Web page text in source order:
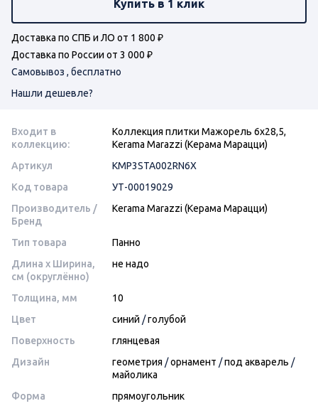
Купить в 1 клик
Доставка по СПБ и ЛО от 1 800 ₽
Доставка по России от 3 000 ₽
Самовывоз , бесплатно
Нашли дешевле?
Входит в
коллекцию:
Коллекция плитки Мажорель 6х28,5,
Kerama Marazzi (Керама Марацци)
Артикул
KMP3STA002RN6X
Код товара
УТ-00019029
Производитель /
Бренд
Kerama Marazzi (Керама Марацци)
Тип товара
Панно
Длина x Ширина,
см (округлённо)
не надо
Толщина, мм
10
Цвет
синий /голубой
Поверхность
глянцевая
Дизайн
геометрия /орнамент /под акварель /
майолика
Форма
прямоугольник